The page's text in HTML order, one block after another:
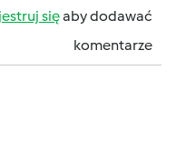
sięaby dodawać
komentarze